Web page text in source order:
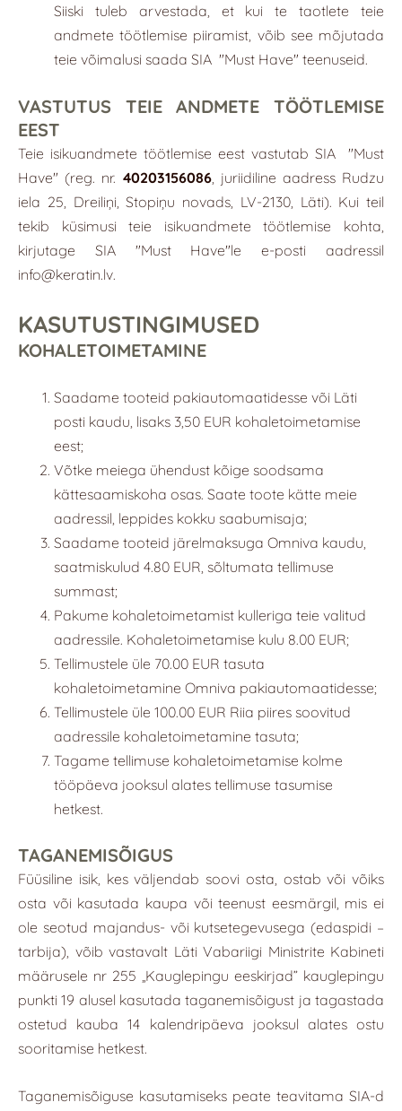
Siiski tuleb arvestada, et kui te taotlete teie
andmete töötlemise piiramist, võib see mõjutada
teie võimalusi saada SIA "Must Have" teenuseid.
VASTUTUS TEIE ANDMETE TÖÖTLEMISE
EEST
Teie isikuandmete töötlemise eest vastutab SIA "Must
Have" (reg. nr. 40203156086, juriidiline aadress Rudzu
iela 25, Dreiliņi, Stopiņu novads, LV-2130, Läti). Kui teil
tekib küsimusi teie isikuandmete töötlemise kohta,
kirjutage SIA "Must Have"le e-posti aadressil
info@keratin.lv.
KASUTUSTINGIMUSED
KOHALETOIMETAMINE
Saadame tooteid pakiautomaatidesse või Läti
posti kaudu, lisaks 3,50 EUR kohaletoimetamise
eest;
Võtke meiega ühendust kõige soodsama
kättesaamiskoha osas. Saate toote kätte meie
aadressil, leppides kokku saabumisaja;
Saadame tooteid järelmaksuga Omniva kaudu,
saatmiskulud 4.80 EUR, sõltumata tellimuse
summast;
Pakume kohaletoimetamist kulleriga teie valitud
aadressile. Kohaletoimetamise kulu 8.00 EUR;
Tellimustele üle 70.00 EUR tasuta
kohaletoimetamine Omniva pakiautomaatidesse;
Tellimustele üle 100.00 EUR Riia piires soovitud
aadressile kohaletoimetamine tasuta;
Tagame tellimuse kohaletoimetamise kolme
tööpäeva jooksul alates tellimuse tasumise
hetkest.
TAGANEMISÕIGUS
Füüsiline isik, kes väljendab soovi osta, ostab või võiks
osta või kasutada kaupa või teenust eesmärgil, mis ei
ole seotud majandus- või kutsetegevusega (edaspidi –
tarbija), võib vastavalt Läti Vabariigi Ministrite Kabineti
määrusele nr 255 „Kauglepingu eeskirjad” kauglepingu
punkti 19 alusel kasutada taganemisõigust ja tagastada
ostetud kauba 14 kalendripäeva jooksul alates ostu
sooritamise hetkest.
Taganemisõiguse kasutamiseks peate teavitama SIA-d